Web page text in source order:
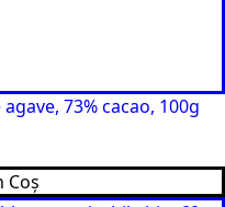
73% cacao, 100g
Coș